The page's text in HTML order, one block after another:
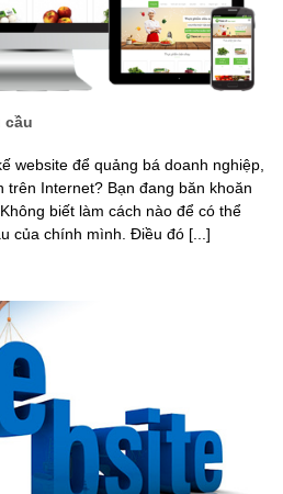
cầu
website để quảng bá doanh nghiệp,
trên Internet? Bạn đang băn khoăn
biết làm cách nào để có thể
của chính mình. Điều đó [...]